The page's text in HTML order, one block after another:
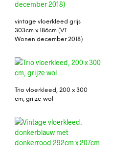
vintage vloerkleed grijs
303cm x 186cm (VT
Wonen december 2018)
Trio vloerkleed, 200 x 300
cm, grijze wol